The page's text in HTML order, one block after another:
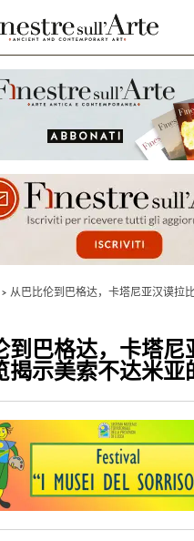
从巴比伦到巴格达，卡塔尼亚汉谟拉
到巴格达，卡塔尼
揭示美索不达米亚